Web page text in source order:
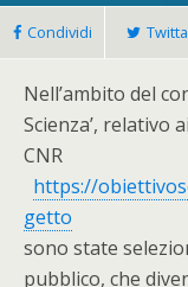
Condividi Twitta
Nell’ambito del
Scienza’, relativo
CNR
https://
getto
sono state
pubblico, che